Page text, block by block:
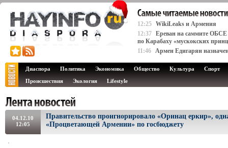
12:25 WikiLeaks и Армения
12:37 Ереван на саммите ОБСЕ
по Карабаху «мускокских
11:46 Армен Едигарян
Диаспора Политика Экономика Общество Культура
Спорт
Происшествия
Экология Lifestyle
04.12.10
12:05
Правительство проигнорировало «Оринац еркир»,
«Процветающей Армении» по госбюджету